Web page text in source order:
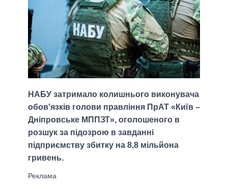
НАБУ затримало колишнього виконувача
обов'язків голови правління ПрАТ «Київ –
Дніпровське МППЗТ», оголошеного в
розшук за підозрою в завданні
підприємству збитку на 8,8 мільйона
гривень.